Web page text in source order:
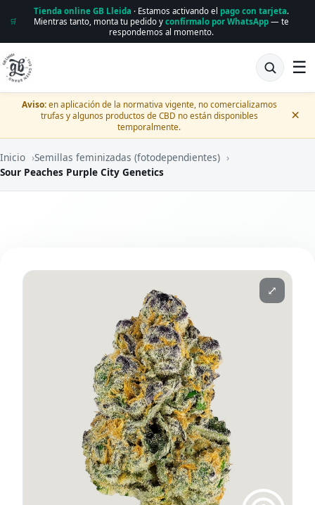
🛒
Tienda online GB Lleida · Estamos activando el pago con tarjeta.
Mientras tanto, monta tu pedido y confírmalo por WhatsApp— te
respondemos al momento.
☰
Aviso:en aplicación de la normativa vigente, no comercializamos
trufas y algunos productos de CBD no están disponibles
temporalmente.
×
Inicio ›Semillas feminizadas (fotodependientes) ›
Sour Peaches Purple City Genetics
⤢